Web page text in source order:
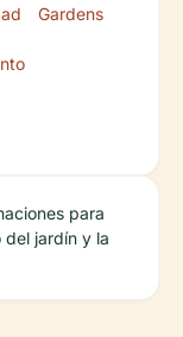
Gardens
para
del jardín y la